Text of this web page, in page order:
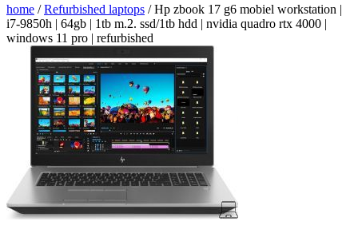
home /Refurbished laptops / Hp zbook 17 g6 mobiel workstation |
i7-9850h | 64gb | 1tb m.2. ssd/1tb hdd | nvidia quadro rtx 4000 |
windows 11 pro | refurbished